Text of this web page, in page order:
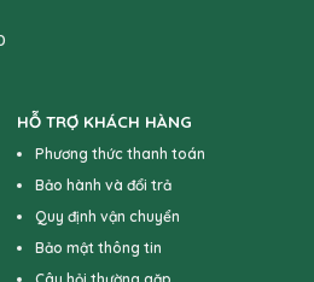
HỖ TRỢ KHÁCH HÀNG
Phương thức thanh toán
Bảo hành và đổi trả
Quy định vận chuyển
Bảo mật thông tin